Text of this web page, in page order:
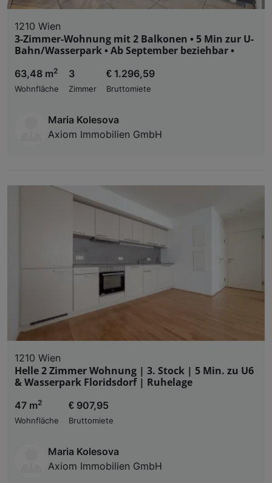
1210 Wien
3-Zimmer-Wohnung mit 2 Balkonen • 5 Min zur U-
Bahn/Wasserpark • Ab September beziehbar •
63,48 m2
Wohnfläche
3
Zimmer
€ 1.296,59
Bruttomiete
Maria Kolesova
Axiom Immobilien GmbH
1210 Wien
Helle 2 Zimmer Wohnung | 3. Stock | 5 Min. zu U6
& Wasserpark Floridsdorf | Ruhelage
47 m2
Wohnfläche
€ 907,95
Bruttomiete
Maria Kolesova
Axiom Immobilien GmbH